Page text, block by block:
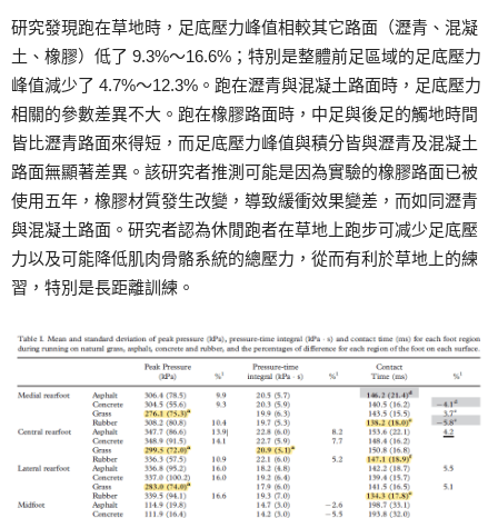
研究發現跑在草地時，足底壓力峰值相較其它路面（瀝青、混凝
土、橡膠）低了 9.3%～16.6%；特別是整體前足區域的足底壓力
峰值減少了 4.7%～12.3%。跑在瀝青與混凝土路面時，足底壓力
相關的參數差異不大。跑在橡膠路面時，中足與後足的觸地時間
皆比瀝青路面來得短，而足底壓力峰值與積分皆與瀝青及混凝土
路面無顯著差異。該研究者推測可能是因為實驗的橡膠路面已被
使用五年，橡膠材質發生改變，導致緩衝效果變差，而如同瀝青
與混凝土路面。研究者認為休閒跑者在草地上跑步可减少足底壓
力以及可能降低肌肉骨骼系統的總壓力，從而有利於草地上的練
習，特別是長距離訓練。